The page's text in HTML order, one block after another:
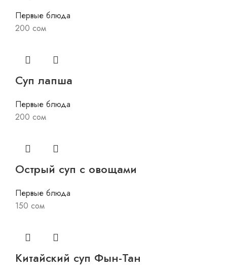
Первые блюда
200 сом
Суп лапша
Первые блюда
200 сом
Острый суп с овощами
Первые блюда
150 сом
Китайский суп Фын-Тан